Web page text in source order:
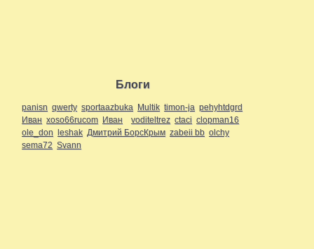
Блоги
panisn qwerty sportaazbuka Multik timon-ja pehyhtdgrd
Иван xoso66rucom Иван voditeltrez ctaci clopman16
ole_don leshak Дмитрий БорсКрым zabeii bb olchy
sema72 Svann